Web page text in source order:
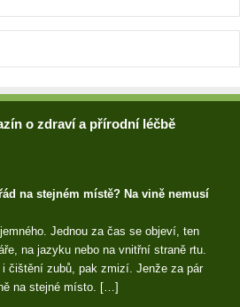
o zdraví a přírodní léčbě
na stejném místě? Na vině nemusí
Jednou za čas se objeví, ten
na jazyku nebo na vnitřní straně rtu.
čištění zubů, pak zmizí. Jenže za pár
na stejné místo. […]